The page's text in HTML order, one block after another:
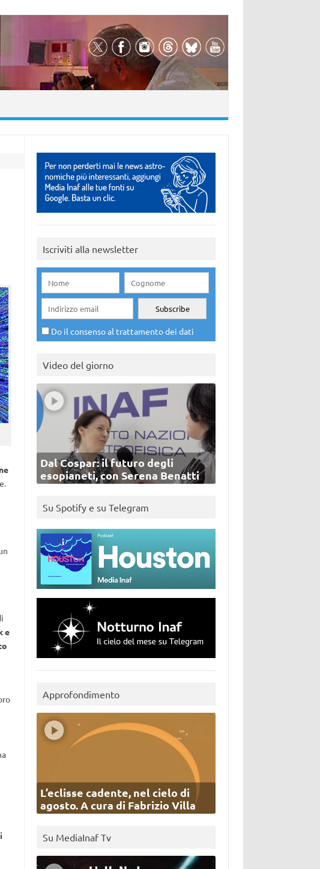
e
Iscriviti alla newsletter
Do il consenso al trattamento dei dati
Video del giorno
Dal Cospar: il futuro degli
esopianeti, con Serena Benatti
Su Spotify e su Telegram
Approfondimento
L’eclisse cadente, nel cielo di
agosto. A cura di Fabrizio Villa
Su MediaInaf Tv